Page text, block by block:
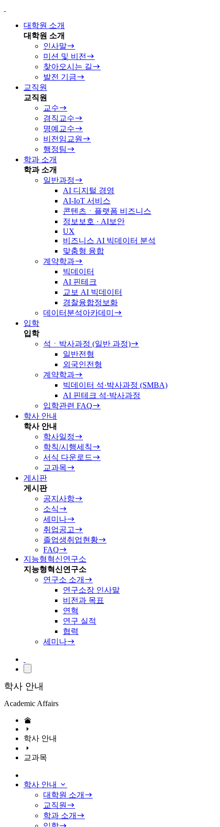
대학원 소개
대학원 소개
인사말
미션 및 비전
찾아오시는 길
발전 기금
교직원
교직원
교수
겸직교수
명예교수
비전임교원
행정팀
학과 소개
학과 소개
일반과정
AI 디지털 경영
AI-IoT 서비스
콘텐츠ㆍ플랫폼 비즈니스
정보보호 · AI보안
UX
비즈니스 AI 빅데이터 분석
맞춤형 융합
계약학과
빅데이터
AI 핀테크
교보 AI 빅데이터
경찰융합정보화
데이터분석아카데미
입학
입학
석ㆍ박사과정 (일반 과정)
일반전형
외국인전형
계약학과
빅데이터 석·박사과정 (SMBA)
AI 핀테크 석·박사과정
입학관련 FAQ
학사 안내
학사 안내
학사일정
학칙/시행세칙
서식 다운로드
교과목
게시판
게시판
공지사항
소식
세미나
취업공고
졸업생취업현황
FAQ
지능형혁신연구소
지능형혁신연구소
연구소 소개
연구소장 인사말
비전과 목표
연혁
연구 실적
협력
세미나
학사 안내
Academic Affairs
학사 안내
교과목
학사 안내
대학원 소개
교직원
학과 소개